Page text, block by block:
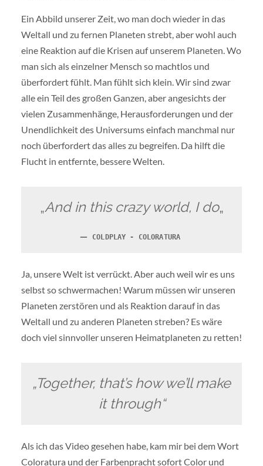
Ein Abbild unserer Zeit, wo man doch wieder in das
Weltall und zu fernen Planeten strebt, aber wohl auch
eine Reaktion auf die Krisen auf unserem Planeten. Wo
man sich als einzelner Mensch so machtlos und
überfordert fühlt. Man fühlt sich klein. Wir sind zwar
alle ein Teil des großen Ganzen, aber angesichts der
vielen Zusammenhänge, Herausforderungen und der
Unendlichkeit des Universums einfach manchmal nur
noch überfordert das alles zu begreifen. Da hilft die
Flucht in entfernte, bessere Welten.
„And in this crazy world, I do„
COLDPLAY - COLORATURA
Ja, unsere Welt ist verrückt. Aber auch weil wir es uns
selbst so schwermachen! Warum müssen wir unseren
Planeten zerstören und als Reaktion darauf in das
Weltall und zu anderen Planeten streben? Es wäre
doch viel sinnvoller unseren Heimatplaneten zu retten!
„Together, that’s how we’ll make
it through“
Als ich das Video gesehen habe, kam mir bei dem Wort
Coloratura und der Farbenpracht sofort Color und